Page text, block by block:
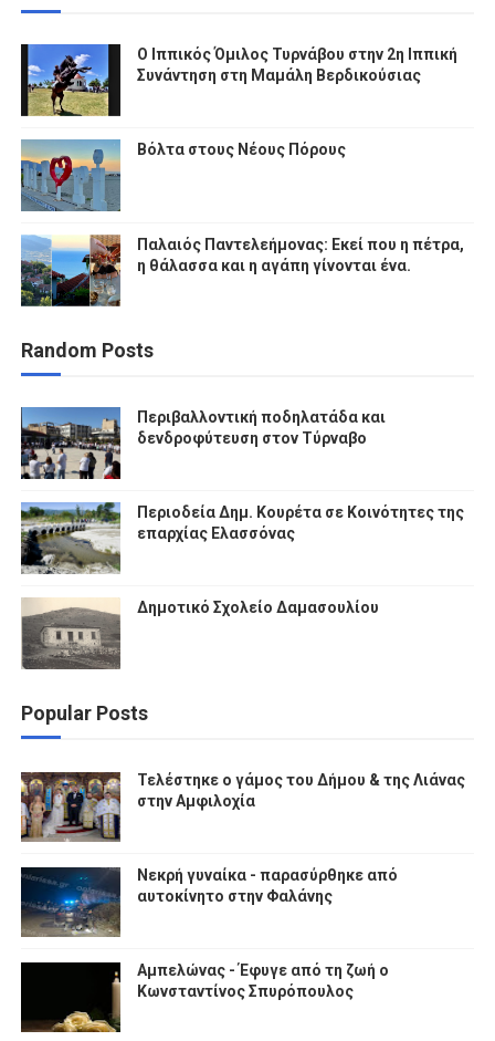
Ο Ιππικός Όμιλος Τυρνάβου στην 2η Ιππική
Συνάντηση στη Μαμάλη Βερδικούσιας
Βόλτα στους Νέους Πόρους
Παλαιός Παντελεήμονας: Εκεί που η πέτρα,
η θάλασσα και η αγάπη γίνονται ένα.
Random Posts
Περιβαλλοντική ποδηλατάδα και
δενδροφύτευση στον Τύρναβο
Περιοδεία Δημ. Κουρέτα σε Κοινότητες της
επαρχίας Ελασσόνας
Δημοτικό Σχολείο Δαμασουλίου
Popular Posts
Τελέστηκε ο γάμος του Δήμου & της Λιάνας
στην Αμφιλοχία
Νεκρή γυναίκα - παρασύρθηκε από
αυτοκίνητο στην Φαλάνης
Αμπελώνας - Έφυγε από τη ζωή ο
Κωνσταντίνος Σπυρόπουλος